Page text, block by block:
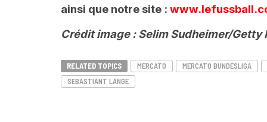
ainsi que notre site :
Crédit image : Selim Sudheimer/Getty
RELATED TOPICS MERCATO
MERCATO BUNDESLIGA
SEBASTIANT LANGE